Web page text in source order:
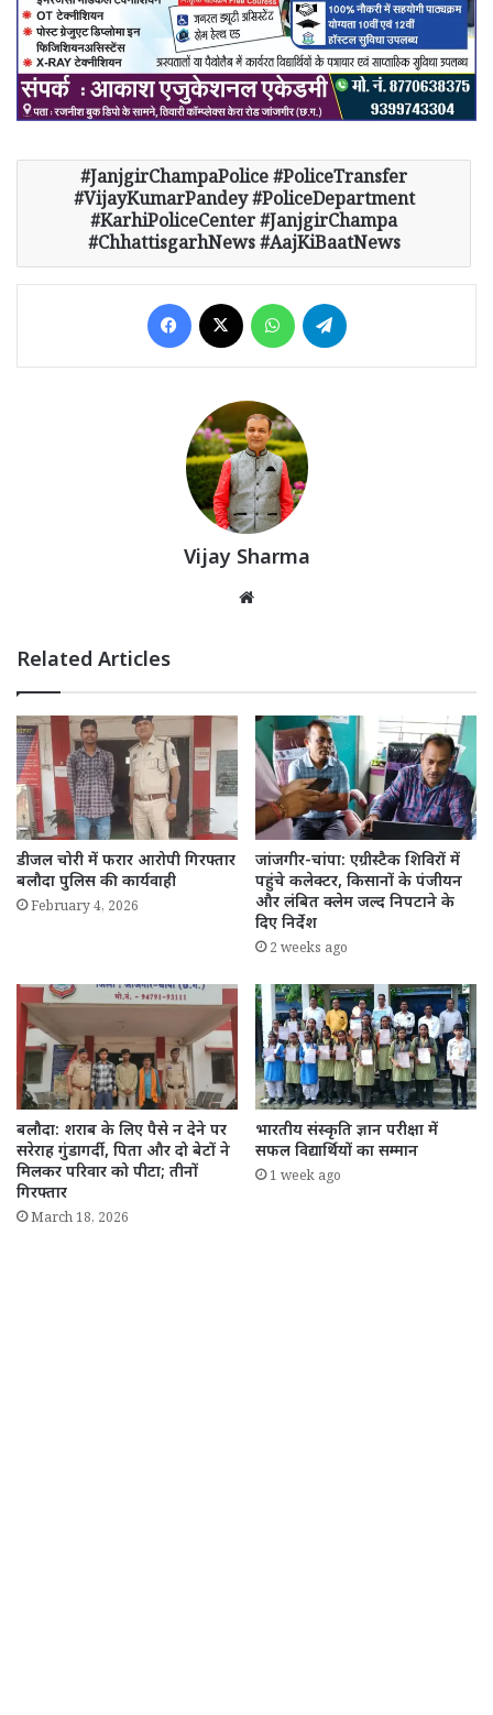
JanjgirChampaPolice #PoliceTransfer
#VijayKumarPandey #PoliceDepartment
#KarhiPoliceCenter #JanjgirChampa
#ChhattisgarhNews #AajKiBaatNews
Facebook WhatsApp
Vijay Sharma
Related Articles
डीजल चोरी में फरार आरोपी गिरफ्तार
बलौदा पुलिस की कार्यवाही
February 4, 2026
जांजगीर-चांपा: एग्रीस्टैक शिविरों में
पहुंचे कलेक्टर, किसानों के पंजीयन
और लंबित क्लेम जल्द निपटाने के
दिए निर्देश
2 weeks ago
बलौदा: शराब के लिए पैसे न देने पर
सरेराह गुंडागर्दी, पिता और दो बेटों ने
मिलकर परिवार को पीटा; तीनों
गिरफ्तार
March 18, 2026
भारतीय संस्कृति ज्ञान परीक्षा में
सफल विद्यार्थियों का सम्मान
1 week ago